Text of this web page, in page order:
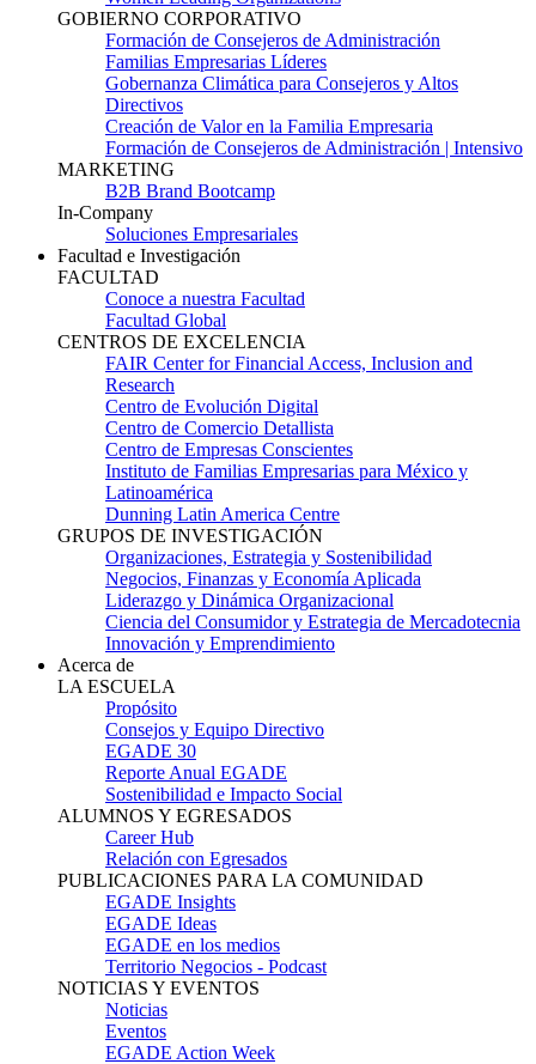
GOBIERNO CORPORATIVO
Formación de Consejeros de Administración
Familias Empresarias Líderes
Gobernanza Climática para Consejeros y Altos
Directivos
Creación de Valor en la Familia Empresaria
Formación de Consejeros de Administración | Intensivo
MARKETING
B2B Brand Bootcamp
In-Company
Soluciones Empresariales
Facultad e Investigación
FACULTAD
Conoce a nuestra Facultad
Facultad Global
CENTROS DE EXCELENCIA
FAIR Center for Financial Access, Inclusion and
Research
Centro de Evolución Digital
Centro de Comercio Detallista
Centro de Empresas Conscientes
Instituto de Familias Empresarias para México y
Latinoamérica
Dunning Latin America Centre
GRUPOS DE INVESTIGACIÓN
Organizaciones, Estrategia y Sostenibilidad
Negocios, Finanzas y Economía Aplicada
Liderazgo y Dinámica Organizacional
Ciencia del Consumidor y Estrategia de Mercadotecnia
Innovación y Emprendimiento
Acerca de
LA ESCUELA
Propósito
Consejos y Equipo Directivo
EGADE 30
Reporte Anual EGADE
Sostenibilidad e Impacto Social
ALUMNOS Y EGRESADOS
Career Hub
Relación con Egresados
PUBLICACIONES PARA LA COMUNIDAD
EGADE Insights
EGADE Ideas
EGADE en los medios
Territorio Negocios - Podcast
NOTICIAS Y EVENTOS
Noticias
Eventos
EGADE Action Week